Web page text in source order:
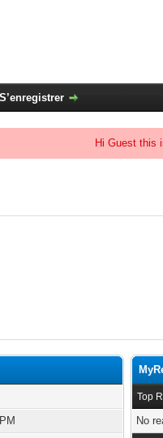
S’enregistrer
Hi Guest this
Top
No